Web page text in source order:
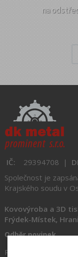
na
IČ: 29394708 |
Společnost je
Krajského soudu v
Kovovýroba a 3D
Frýdek-Místek,
Odběr novinek
Registrujte si u nás